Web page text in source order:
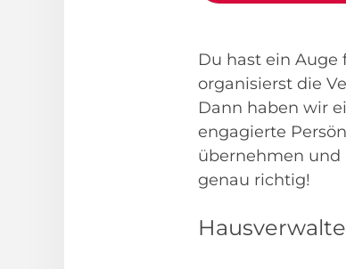
Du hast ein
organisierst die
Dann haben wir
engagierte
übernehmen und
genau richtig!